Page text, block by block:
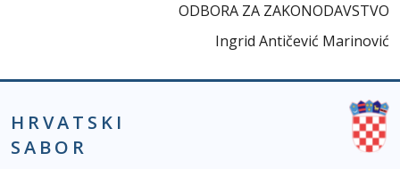
ODBORA ZA ZAKONODAVSTVO
Ingrid Antičević Marinović
HRVATSKI
SABOR